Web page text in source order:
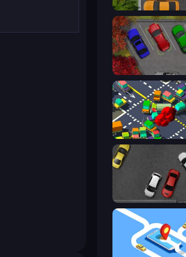
Parking Space
OK Parking
Time to Park